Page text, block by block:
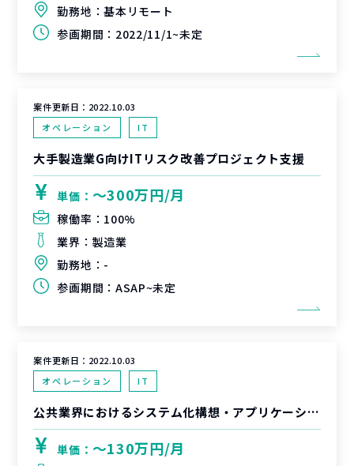
勤務地：基本リモート
参画期間： 2022/11/1~未定
案件更新日： 2022.10.03
オペレーション
IT
大手製造業G向けITリスク改善プロジェクト支援
単価： 〜300万円/月
稼働率： 100%
業界： 製造業
勤務地： -
参画期間： ASAP~未定
案件更新日： 2022.10.03
オペレーション
IT
公共業界におけるシステム化構想・アプリケーション領域の検討メンバー
単価： 〜130万円/月